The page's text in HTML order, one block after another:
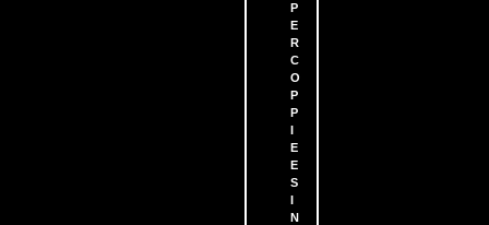
P
E
R
C
O
P
P
I
E
E
S
I
N